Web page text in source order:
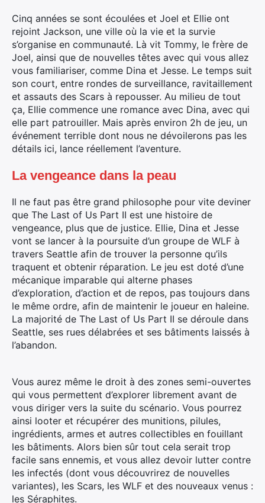
Cinq années se sont écoulées et Joel et Ellie ont
rejoint Jackson, une ville où la vie et la survie
s’organise en communauté. Là vit Tommy, le frère de
Joel, ainsi que de nouvelles têtes avec qui vous allez
vous familiariser, comme Dina et Jesse. Le temps suit
son court, entre rondes de surveillance, ravitaillement
et assauts des Scars à repousser. Au milieu de tout
ça, Ellie commence une romance avec Dina, avec qui
elle part patrouiller. Mais après environ 2h de jeu, un
événement terrible dont nous ne dévoilerons pas les
détails ici, lance réellement l’aventure.
La vengeance dans la peau
Il ne faut pas être grand philosophe pour vite deviner
que The Last of Us Part II est une histoire de
vengeance, plus que de justice. Ellie, Dina et Jesse
vont se lancer à la poursuite d’un groupe de WLF à
travers Seattle afin de trouver la personne qu’ils
traquent et obtenir réparation. Le jeu est doté d’une
mécanique imparable qui alterne phases
d’exploration, d’action et de repos, pas toujours dans
le même ordre, afin de maintenir le joueur en haleine.
La majorité de The Last of Us Part II se déroule dans
Seattle, ses rues délabrées et ses bâtiments laissés à
l’abandon.
Vous aurez même le droit à des zones semi-ouvertes
qui vous permettent d’explorer librement avant de
vous diriger vers la suite du scénario. Vous pourrez
ainsi looter et récupérer des munitions, pilules,
ingrédients, armes et autres collectibles en fouillant
les bâtiments. Alors bien sûr tout cela serait trop
facile sans ennemis, et vous allez devoir lutter contre
les infectés (dont vous découvrirez de nouvelles
variantes), les Scars, les WLF et des nouveaux venus :
les Séraphites.